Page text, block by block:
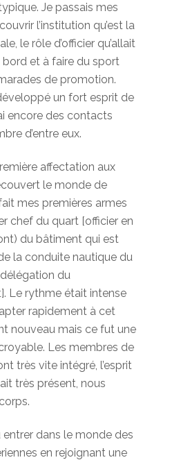
Je passais mes
l’institution qu’est la
le rôle d’officier qu’allait
bord et à faire du sport
de promotion.
un fort esprit de
encore des contacts
d’entre eux.
affectation aux
le monde de
mes premières armes
chef du quart [officier en
du bâtiment qui est
la conduite nautique du
du
Le rythme était intense
rapidement à cet
nouveau mais ce fut une
Les membres de
très vite intégré, l’esprit
très présent, nous
entrer dans le monde des
en rejoignant une